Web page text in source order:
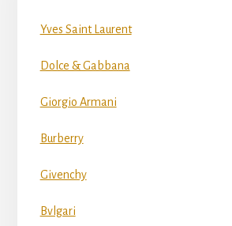
Yves Saint Laurent
Dolce & Gabbana
Giorgio Armani
Burberry
Givenchy
Bvlgari